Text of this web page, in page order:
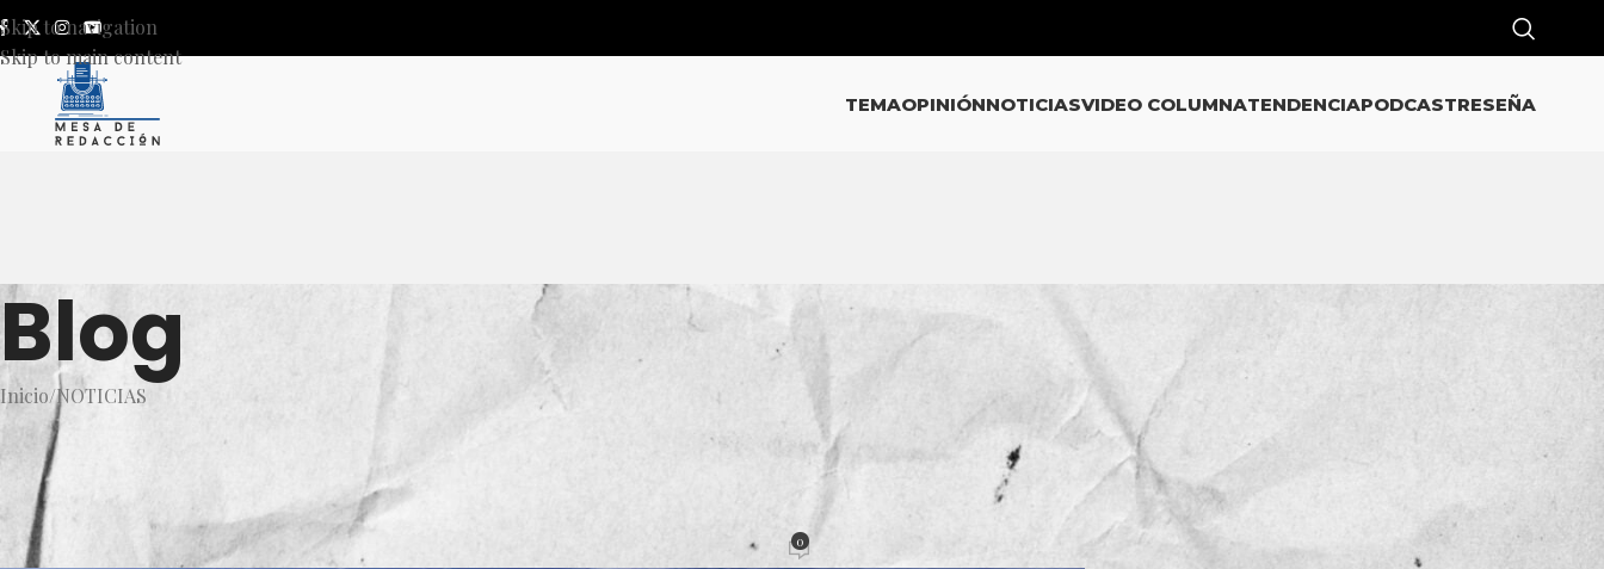
Skip to navigation
Skip to main content
TEMAOPINIÓNNOTICIASVIDEO COLUMNATENDENCIAPODCASTRESEÑA
Blog
Inicio NOTICIAS
Sala de Situación en Salud por Covid-19 de UdeG no está de
acuerdo en retomar actividades antes del 1 de junio
Activado 14 mayo, 2020 0
CATEGORÍAS
NOTICIAS